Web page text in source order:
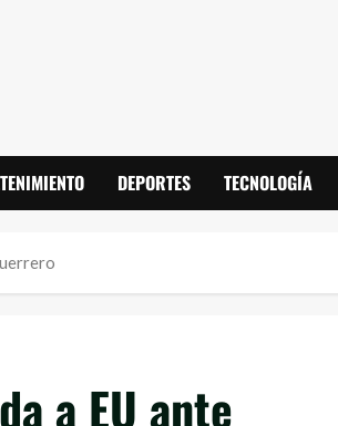
DEPORTES TECNOLOGÍA
a EU ante